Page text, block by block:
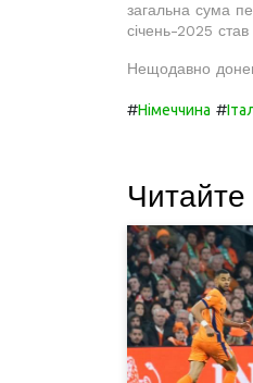
загальна сума
січень-2025
Нещодавно
#Німеччина #